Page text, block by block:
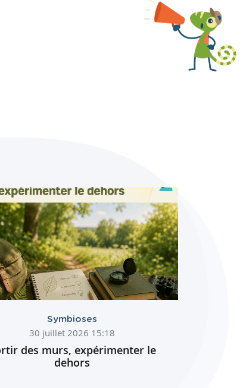
Symbioses
30 juillet 2026 15:18
des murs, expérimenter le
dehors